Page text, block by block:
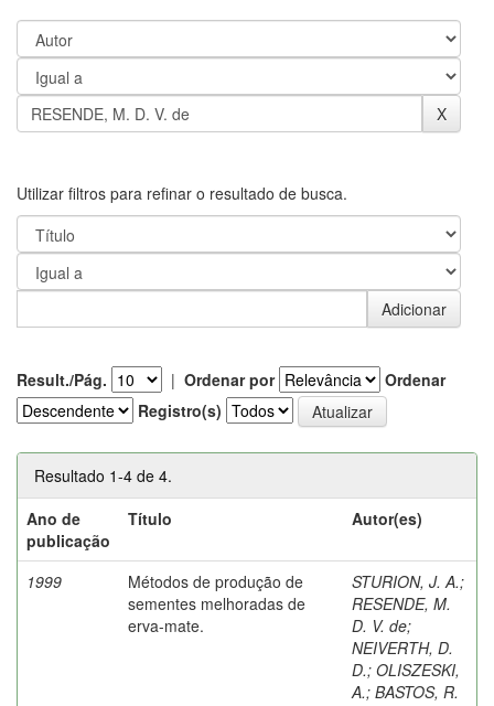
Utilizar filtros para refinar o resultado de busca.
Result./Pág. | Ordenar por
Ordenar
Registro(s)
Resultado 1-4 de 4.
Ano de
publicação
Título Autor(es)
1999
Métodos de produção de
sementes melhoradas de
erva-mate.
STURION, J. A.;
RESENDE, M.
D. V. de;
NEIVERTH, D.
D.; OLISZESKI,
A.; BASTOS, R.